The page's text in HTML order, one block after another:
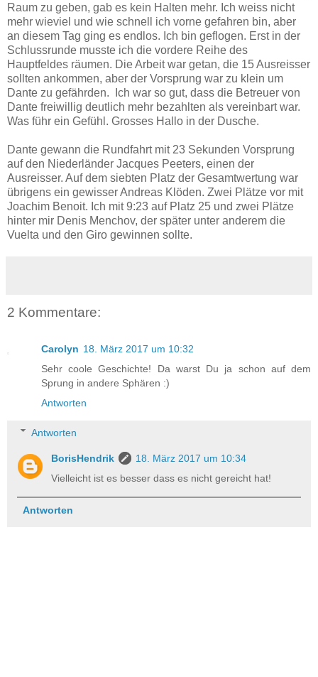
Raum zu geben, gab es kein Halten mehr. Ich weiss nicht
mehr wieviel und wie schnell ich vorne gefahren bin, aber
an diesem Tag ging es endlos. Ich bin geflogen. Erst in der
Schlussrunde musste ich die vordere Reihe des
Hauptfeldes räumen. Die Arbeit war getan, die 15 Ausreisser
sollten ankommen, aber der Vorsprung war zu klein um
Dante zu gefährden. Ich war so gut, dass die Betreuer von
Dante freiwillig deutlich mehr bezahlten als vereinbart war.
Was führ ein Gefühl. Grosses Hallo in der Dusche.
Dante gewann die Rundfahrt mit 23 Sekunden Vorsprung
auf den Niederländer Jacques Peeters, einen der
Ausreisser. Auf dem siebten Platz der Gesamtwertung war
übrigens ein gewisser Andreas Klöden. Zwei Plätze vor mit
Joachim Benoit. Ich mit 9:23 auf Platz 25 und zwei Plätze
hinter mir Denis Menchov, der später unter anderem die
Vuelta und den Giro gewinnen sollte.
2 Kommentare:
Carolyn 18. März 2017 um 10:32
Sehr coole Geschichte! Da warst Du ja schon auf dem
Sprung in andere Sphären :)
Antworten
Antworten
BorisHendrik
18. März 2017 um 10:34
Vielleicht ist es besser dass es nicht gereicht hat!
Antworten